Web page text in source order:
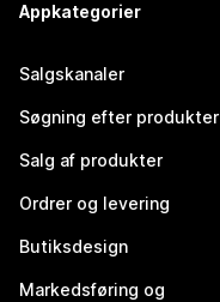
Appkategorier
Salgskanaler
Søgning efter produkter
Salg af produkter
Ordrer og levering
Butiksdesign
Markedsføring og